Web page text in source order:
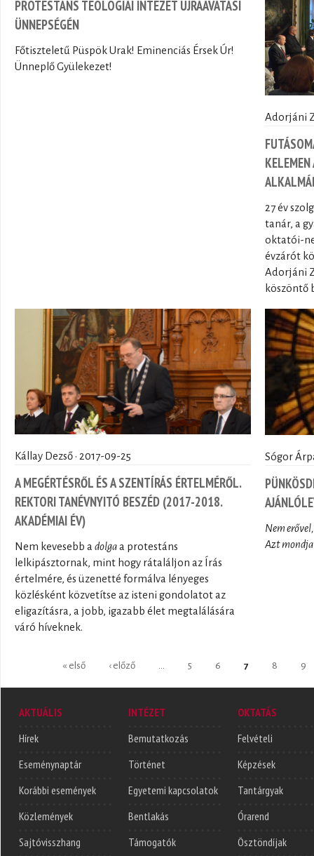
PROTESTÁNS TEOLÓGIAI INTÉZET ÚJRAAVATÁSI
ÜNNEPSÉGÉN
Főtiszteletű Püspök Urak! Eminenciás Érsek Úr!
Ünneplő Gyülekezet!
Adorjáni
27 év
tanár, a
oktatói-
évzárót
Adorjáni
köszöntő
Kállay Dezső · 2017-09-25
A MEGÉRTÉSRŐL ÉS A SZENTÍRÁS ÉRTELMÉRŐL.
REKTORI TANÉVNYITÓ BESZÉD (2017-2018.
AKADÉMIAI ÉV)
Nem kevesebb a dolgaa protestáns
lelkipásztornak, mint hogy rátaláljon az Írás
értelmére, és üzenetté formálva lényeges
közlésként közvetítse az isteni gondolatot az
eligazításra, a jobb, igazabb élet megtalálására
váró híveknek.
Sógor
Nem
Azt mondja
« első ‹ előző 5 6 7 8 9
AKTUÁLIS
Hírek
Eseménynaptár
Korábbi események
Közlemények
Sajtóvisszhang
INTÉZET
Bemutatkozás
Történet
Egyetemi kapcsolatok
Bentlakás
Támogatók
OKTATÁS
Felvételi
Képzések
Tantárgyak
Órarend
Ösztöndíjak